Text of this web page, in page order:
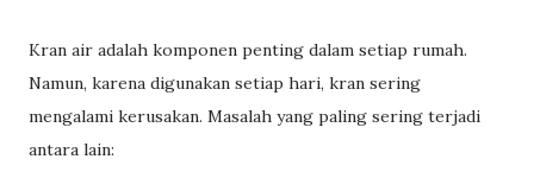
Kran air adalah komponen penting dalam setiap rumah.
Namun, karena digunakan setiap hari, kran sering
mengalami kerusakan. Masalah yang paling sering terjadi
antara lain: